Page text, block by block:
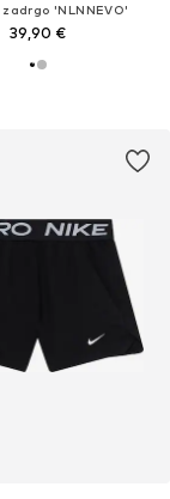
'NLNNEVO'
39,90 €